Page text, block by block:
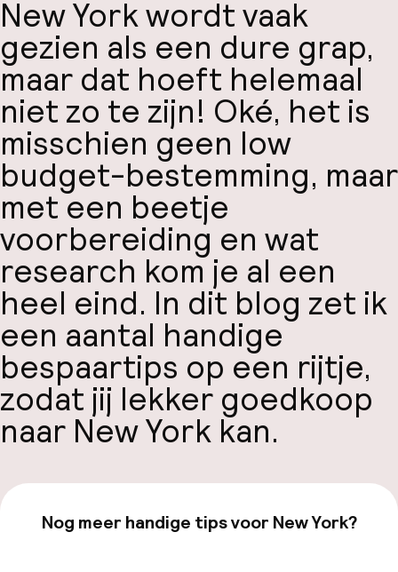
New York wordt vaak
gezien als een dure grap,
maar dat hoeft helemaal
niet zo te zijn! Oké, het is
misschien geen low
budget-bestemming, maar
met een beetje
voorbereiding en wat
research kom je al een
heel eind. In dit blog zet ik
een aantal handige
bespaartips op een rijtje,
zodat jij lekker goedkoop
naar New York kan.
Nog meer handige tips voor New York?